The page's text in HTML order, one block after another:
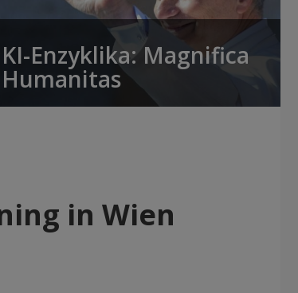
KI-Enzyklika: Magnifica
Humanitas
in Wien